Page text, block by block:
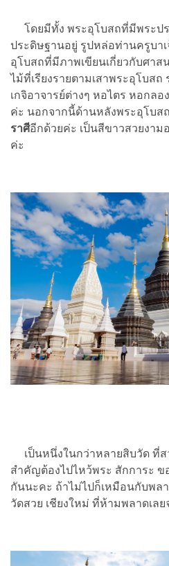
โดยมีทั้ง พระอุโบสถที่มีพระป
ประดิษฐานอยู่ รูปหล่อท่านครูบาเ
อุโบสถที่มีภาพเขียนเกี่ยวกับศา
ไม้ที่เรียงรายตามเสาพระอุโบสถ
เกจิอาจารย์ต่างๆ หอไตร หอกล
ค่ะ นอกจากนี้ด้านหลังพระอุโบส
ราศีอีกด้วยค่ะ เป็นสีขาวสวยงาม
ค่ะ
เป็นหนึ่งในกว่าหลายสิบวัด ที่ส
สำคัญต้องไปไหว้พระ สักการะ ข
กันนะคะ ถ้าไม่ไปก็เหมือนกับพล
วัดสวย เชียงใหม่ ที่ห้ามพลาดเลย